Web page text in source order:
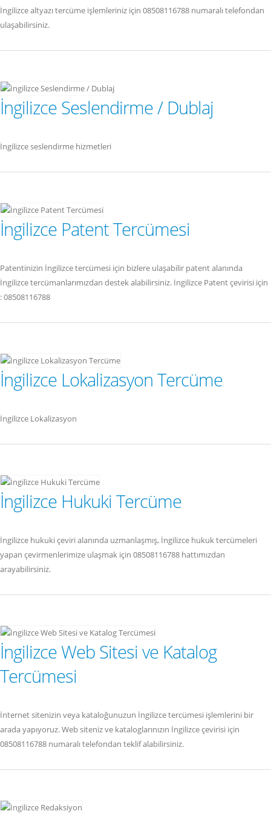
İngilizce altyazı tercüme işlemleriniz için 08508116788 numaralı telefondan
ulaşabilirsiniz.
İngilizce Seslendirme / Dublaj
İngilizce seslendirme hizmetleri
İngilizce Patent Tercümesi
Patentinizin İngilizce tercümesi için bizlere ulaşabilir patent alanında
İngilizce tercümanlarımızdan destek alabilirsiniz. İngilizce Patent çevirisi için
: 08508116788
İngilizce Lokalizasyon Tercüme
İngilizce Lokalizasyon
İngilizce Hukuki Tercüme
İngilizce hukuki çeviri alanında uzmanlaşmış, İngilizce hukuk tercümeleri
yapan çevirmenlerimize ulaşmak için 08508116788 hattımızdan
arayabilirsiniz.
İngilizce Web Sitesi ve Katalog
Tercümesi
İnternet sitenizin veya kataloğunuzun İngilizce tercümesi işlemlerini bir
arada yapıyoruz. Web siteniz ve kataloglarınızın İngilizce çevirisi için
08508116788 numaralı telefondan teklif alabilirsiniz.